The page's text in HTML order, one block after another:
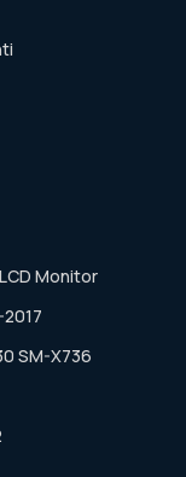
Monitor
SM-X736